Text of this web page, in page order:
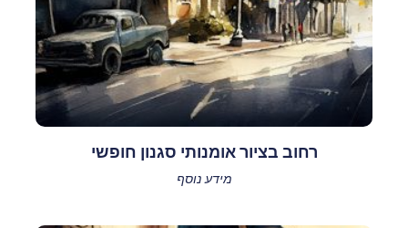
רחוב בציור אומנותי סגנון חופשי
מידע נוסף